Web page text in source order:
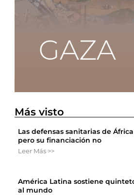
Más visto
Las defensas sanitarias de
pero su financiación no
Leer Más >>
América Latina sostiene
al mundo